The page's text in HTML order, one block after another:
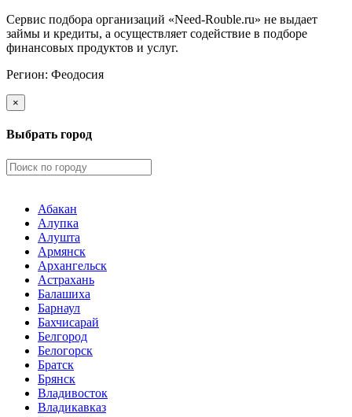
Сервис подбора организаций «Need-Rouble.ru» не выдает
займы и кредиты, а осуществляет содействие в подборе
финансовых продуктов и услуг.
Регион: Феодосия
×
Выбрать город
Абакан
Алупка
Алушта
Армянск
Архангельск
Астрахань
Балашиха
Барнаул
Бахчисарай
Белгород
Белогорск
Братск
Брянск
Владивосток
Владикавказ